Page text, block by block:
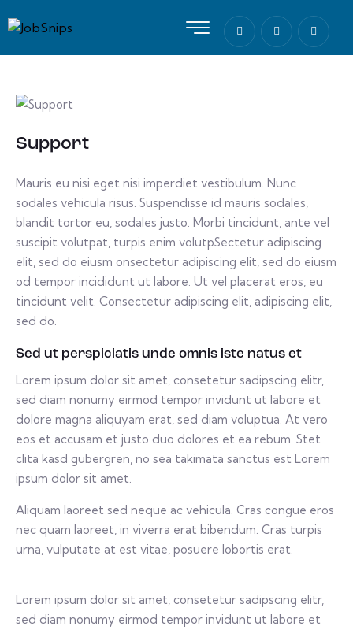
Support
Mauris eu nisi eget nisi imperdiet vestibulum. Nunc
sodales vehicula risus. Suspendisse id mauris sodales,
blandit tortor eu, sodales justo. Morbi tincidunt, ante vel
suscipit volutpat, turpis enim volutpSectetur adipiscing
elit, sed do eiusm onsectetur adipiscing elit, sed do eiusm
od tempor incididunt ut labore. Ut vel placerat eros, eu
tincidunt velit. Consectetur adipiscing elit, adipiscing elit,
sed do.
Sed ut perspiciatis unde omnis iste natus et
Lorem ipsum dolor sit amet, consetetur sadipscing elitr,
sed diam nonumy eirmod tempor invidunt ut labore et
dolore magna aliquyam erat, sed diam voluptua. At vero
eos et accusam et justo duo dolores et ea rebum. Stet
clita kasd gubergren, no sea takimata sanctus est Lorem
ipsum dolor sit amet.
Aliquam laoreet sed neque ac vehicula. Cras congue eros
nec quam laoreet, in viverra erat bibendum. Cras turpis
urna, vulputate at est vitae, posuere lobortis erat.
Lorem ipsum dolor sit amet, consetetur sadipscing elitr,
sed diam nonumy eirmod tempor invidunt ut labore et